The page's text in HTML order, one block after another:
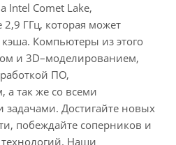
Comet Lake,
ГГц, которая может
Компьютеры из этого
и 3D–моделированием,
ПО,
так же со всеми
Достигайте новых
побеждайте соперников и
Наши